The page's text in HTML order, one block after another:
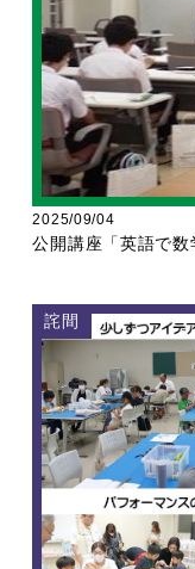
2025/09/04
公開講座「英語で
詫間